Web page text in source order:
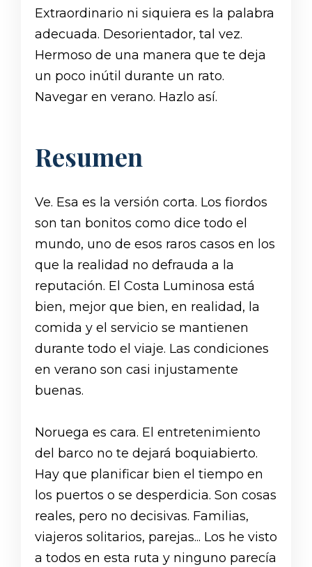
Extraordinario ni siquiera es la palabra
adecuada. Desorientador, tal vez.
Hermoso de una manera que te deja
un poco inútil durante un rato.
Navegar en verano. Hazlo así.
Resumen
Ve. Esa es la versión corta. Los fiordos
son tan bonitos como dice todo el
mundo, uno de esos raros casos en los
que la realidad no defrauda a la
reputación. El Costa Luminosa está
bien, mejor que bien, en realidad, la
comida y el servicio se mantienen
durante todo el viaje. Las condiciones
en verano son casi injustamente
buenas.
Noruega es cara. El entretenimiento
del barco no te dejará boquiabierto.
Hay que planificar bien el tiempo en
los puertos o se desperdicia. Son cosas
reales, pero no decisivas. Familias,
viajeros solitarios, parejas... Los he visto
a todos en esta ruta y ninguno parecía